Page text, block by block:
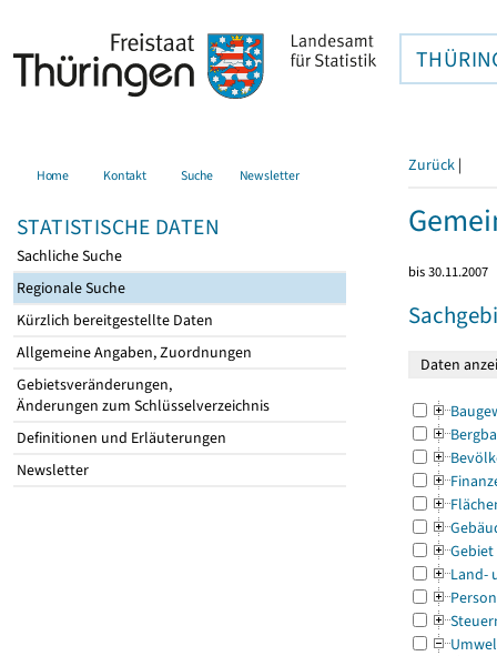
Home Kontakt Suche Newsletter
STATISTISCHE DATEN
Sachliche Suche
Regionale Suche
Kürzlich bereitgestellte Daten
Allgemeine Angaben, Zuordnungen
Gebietsveränderungen,
Änderungen zum Schlüsselverzeichnis
Definitionen und Erläuterungen
Newsletter
Zurück |
bis 30.11.2007
Gebiet
Land-